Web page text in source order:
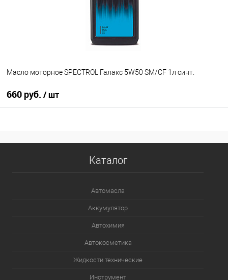
Масло моторное SPECTROL Галакс 5W50 SM/CF 1л синт.
660 руб. / шт
Каталог
Автомасла
Аккумулятор
Автохимия
Автокосметика
Жидкости технические
Инструмент